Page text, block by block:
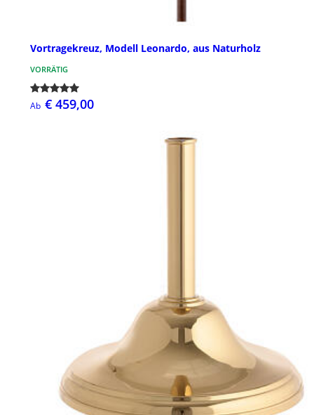
Vortragekreuz, Modell Leonardo, aus Naturholz
VORRÄTIG
Ab € 459,00